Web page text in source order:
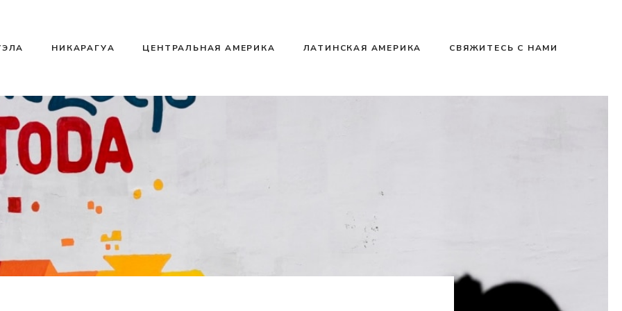
НИКАРАГУА ЦЕНТРАЛЬНАЯ АМЕРИКА ЛАТИНСКАЯ АМЕРИКА СВЯЖИТЕСЬ С НАМИ